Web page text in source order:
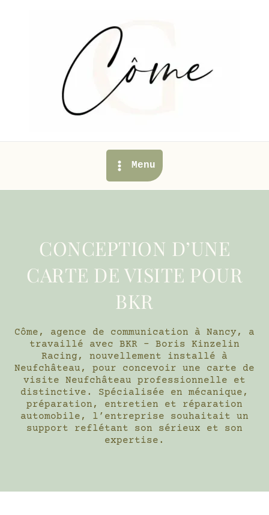
Main
Menu
Menu
CONCEPTION D’UNE
CARTE DE VISITE POUR
BKR
Côme, agence de communication à Nancy, a
travaillé avec BKR – Boris Kinzelin
Racing, nouvellement installé à
Neufchâteau, pour concevoir une carte de
visite Neufchâteau professionnelle et
distinctive. Spécialisée en mécanique,
préparation, entretien et réparation
automobile, l’entreprise souhaitait un
support reflétant son sérieux et son
expertise.